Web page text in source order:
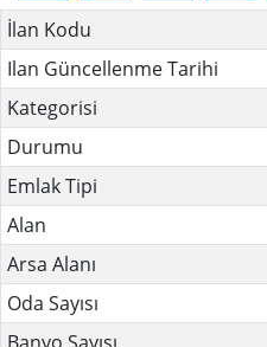
İlan Kodu
Ilan Güncellenme Tarihi
Kategorisi
Durumu
Emlak Tipi
Alan
Arsa Alanı
Oda Sayısı